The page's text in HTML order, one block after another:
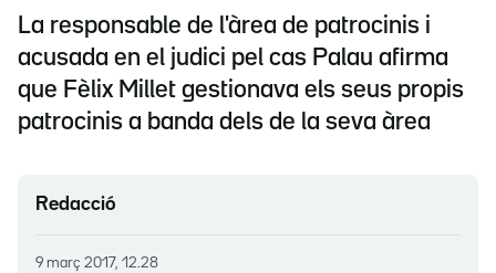
La responsable de l'àrea de patrocinis i
acusada en el judici pel cas Palau afirma
que Fèlix Millet gestionava els seus propis
patrocinis a banda dels de la seva àrea
Redacció
9 març 2017, 12.28